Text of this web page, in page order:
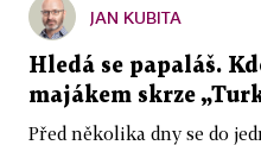
JAN KUBITA
Hledá se papaláš.
majákem skrze
Před několika dny se do